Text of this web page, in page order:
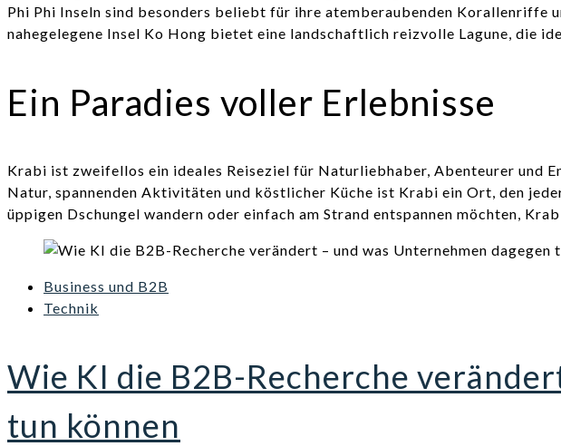
Phi Phi Inseln sind besonders beliebt für ihre atemberaubenden Korallenriffe
nahegelegene Insel Ko Hong bietet eine landschaftlich reizvolle Lagune, die
Ein Paradies voller Erlebnisse
Krabi ist zweifellos ein ideales Reiseziel für Naturliebhaber, Abenteurer und
Natur, spannenden Aktivitäten und köstlicher Küche ist Krabi ein Ort, den
üppigen Dschungel wandern oder einfach am Strand entspannen möchten,
Business und B2B
Technik
Wie KI die B2B-Recherche
tun können